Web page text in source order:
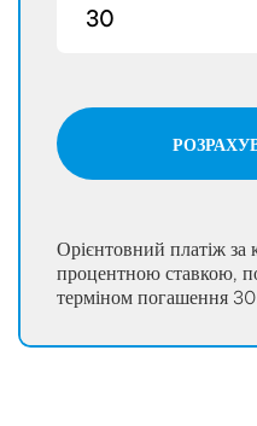
Орієнтовний платіж за
процентною ставкою,
терміном погашення 30